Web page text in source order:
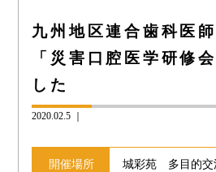
九州地区連合歯科医
「災害口腔医学研修
した
2020.02.5 ｜
開催場所 城彩苑 多目的交